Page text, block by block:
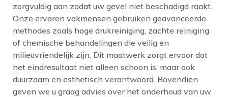
zorgvuldig aan zodat uw gevel niet beschadigd raakt.
Onze ervaren vakmensen gebruiken geavanceerde
methodes zoals hoge drukreiniging, zachte reiniging
of chemische behandelingen die veilig en
milieuvriendelijk zijn. Dit maatwerk zorgt ervoor dat
het eindresultaat niet alleen schoon is, maar ook
duurzaam en esthetisch verantwoord. Bovendien
geven we u graag advies over het onderhoud van uw